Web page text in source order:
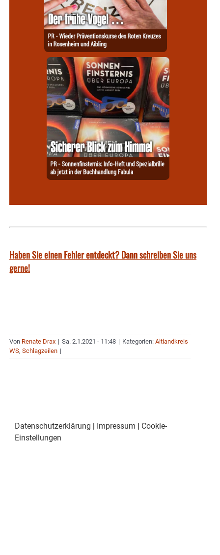
Haben Sie einen Fehler entdeckt? Dann schreiben Sie uns
gerne!
Von Renate Drax | Sa. 2.1.2021 - 11:48 | Kategorien: Altlandkreis
WS, Schlagzeilen |
Datenschutzerklärung Impressum
Cookie-
Einstellungen